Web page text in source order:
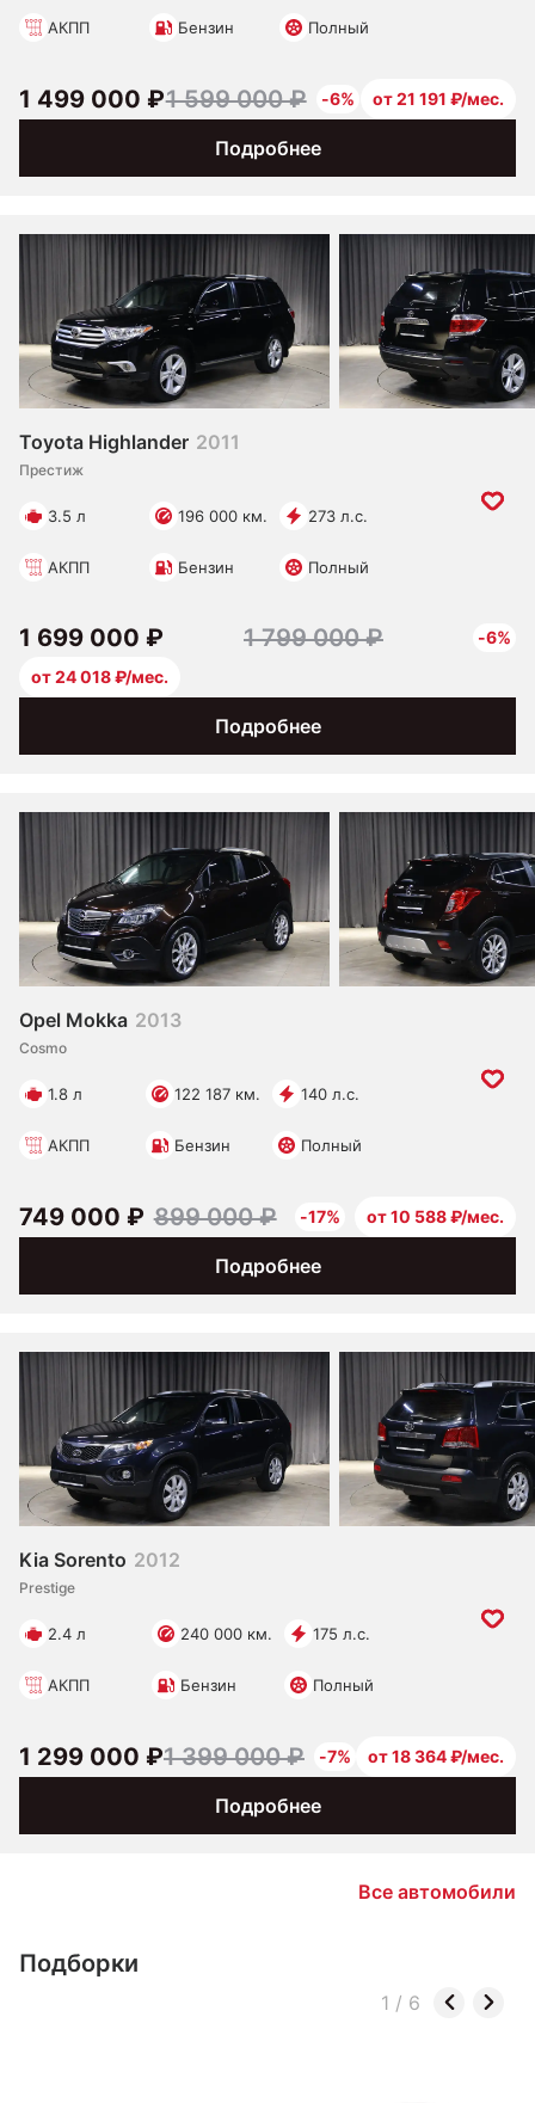
АКПП Бензин Полный
Подробнее
1 499 000 ₽1 599 000 ₽ -6% от 21 191 ₽/мес.
Toyota Highlander 2011
Престиж
3.5 л 196 000 км. 273 л.с.
АКПП Бензин Полный
Подробнее
1 699 000 ₽ 1 799 000 ₽
-6%
от 24 018 ₽/мес.
Opel Mokka 2013
Cosmo
1.8 л 122 187 км. 140 л.с.
АКПП Бензин Полный
Подробнее
749 000 ₽ 899 000 ₽ -17% от 10 588 ₽/мес.
Kia Sorento 2012
Prestige
2.4 л 240 000 км. 175 л.с.
АКПП Бензин Полный
Подробнее
1 299 000 ₽1 399 000 ₽ -7% от 18 364 ₽/мес.
Все автомобили
Подборки
1 / 6